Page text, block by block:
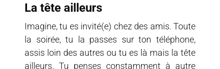
La tête ailleurs
Imagine, tu es invité(e) chez des amis. Toute
la soirée, tu la passes sur ton téléphone,
assis loin des autres ou tu es là mais la tête
ailleurs. Tu penses constamment à autre